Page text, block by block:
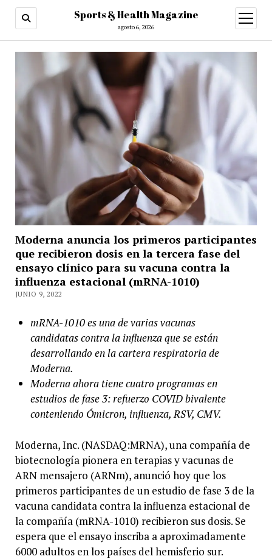
Sports & Health Magazine
agosto 6, 2026
abrir
menú
Moderna anuncia los primeros participantes
que recibieron dosis en la tercera fase del
ensayo clínico para su vacuna contra la
influenza estacional (mRNA-1010)
JUNIO 9, 2022
mRNA-1010 es una de varias vacunas
candidatas contra la influenza que se están
desarrollando en la cartera respiratoria de
Moderna.
Moderna ahora tiene cuatro programas en
estudios de fase 3: refuerzo COVID bivalente
conteniendo Ómicron, influenza, RSV, CMV.
Moderna, Inc. (NASDAQ:MRNA), una compañía de
biotecnología pionera en terapias y vacunas de
ARN mensajero (ARNm), anunció hoy que los
primeros participantes de un estudio de fase 3 de la
vacuna candidata contra la influenza estacional de
la compañía (mRNA-1010) recibieron sus dosis. Se
espera que el ensayo inscriba a aproximadamente
6000 adultos en los países del hemisferio sur.